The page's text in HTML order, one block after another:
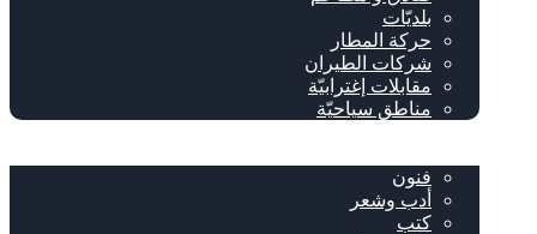
بلديّات
حركة المطار
شركات الطيران
مقابلات إغترابيّة
مناطق سياحيّة
فنون
أدب وشعر
كتب